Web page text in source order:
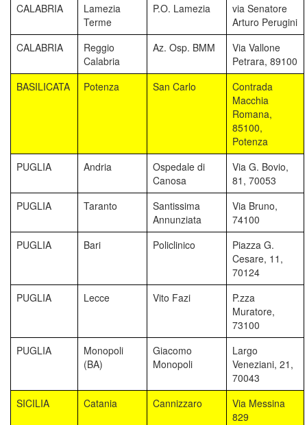
CALABRIA
Lamezia
Terme
P.O. Lamezia
via Senatore
Arturo Perugini
CALABRIA
Reggio
Calabria
Az. Osp. BMM
Via Vallone
Petrara, 89100
BASILICATA
Potenza San Carlo
Contrada
Macchia
Romana,
85100,
Potenza
PUGLIA
Andria
Ospedale di
Canosa
Via G. Bovio,
81, 70053
PUGLIA
Taranto
Santissima
Annunziata
Via Bruno,
74100
PUGLIA
Bari Policlinico
Piazza G.
Cesare, 11,
70124
PUGLIA
Lecce Vito Fazi
P.zza
Muratore,
73100
PUGLIA
Monopoli
(BA)
Giacomo
Monopoli
Largo
Veneziani, 21,
70043
SICILIA
Catania Cannizzaro
Via Messina
829